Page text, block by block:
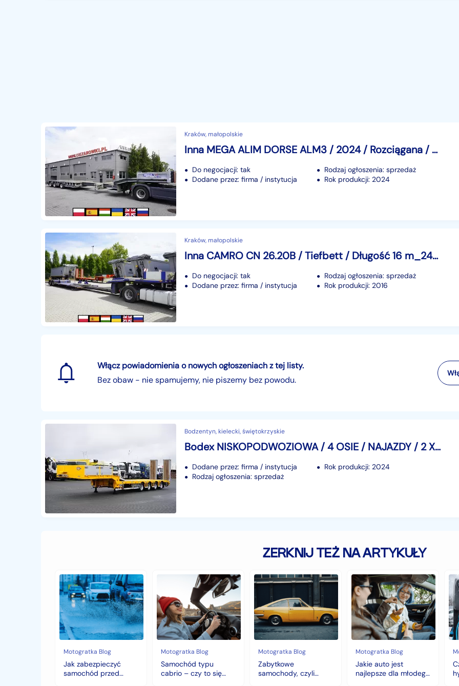
Kraków, małopolskie
Inna MEGA ALIM DORSE ALM3 / 2024 / Rozciągana / poszerzana 257028
Do negocjacji: tak
Dodane przez: firma / instytucja
Rodzaj ogłoszenia: sprzedaż
Rok produkcji: 2024
Kraków, małopolskie
Inna CAMRO CN 26.20B / Tiefbett / Długość 16 m_247830
Do negocjacji: tak
Dodane przez: firma / instytucja
Rodzaj ogłoszenia: sprzedaż
Rok produkcji: 2016
Włącz powiadomienia o nowych ogłoszeniach z tej listy.
Bez obaw - nie spamujemy, nie piszemy bez powodu.
Bodzentyn, kielecki, świętokrzyskie
Bodex NISKOPODWOZIOWA / 4 OSIE / NAJAZDY / 2 X OŚ SKRĘTNA / DMC 65 000 KG JAK NOW
Dodane przez: firma / instytucja
Rodzaj ogłoszenia: sprzedaż
Rok produkcji: 2024
ZERKNIJ TEŻ NA ARTYKUŁY
Jak
zabezpieczyć
samochód
przed
jesiennymi
chłodami
i
deszczem?
Motogratka Blog
Jak zabezpieczyć
samochód przed
Samochód
cabrio
–
czy
to
się
opłaca
w
polskim
klimacie?
Motogratka Blog
Samochód typu
cabrio – czy to się
Zabytkowe
samochody,
czyli
historia
warta
fortunę
Motogratka Blog
Zabytkowe
samochody, czyli
Jakie
auto
jest
najlepsze
dla
młodego
kierowcy?
top
5
modeli
na
pierwszy
Motogratka Blog
Jakie auto jest
najlepsze dla młodego
z
to
na